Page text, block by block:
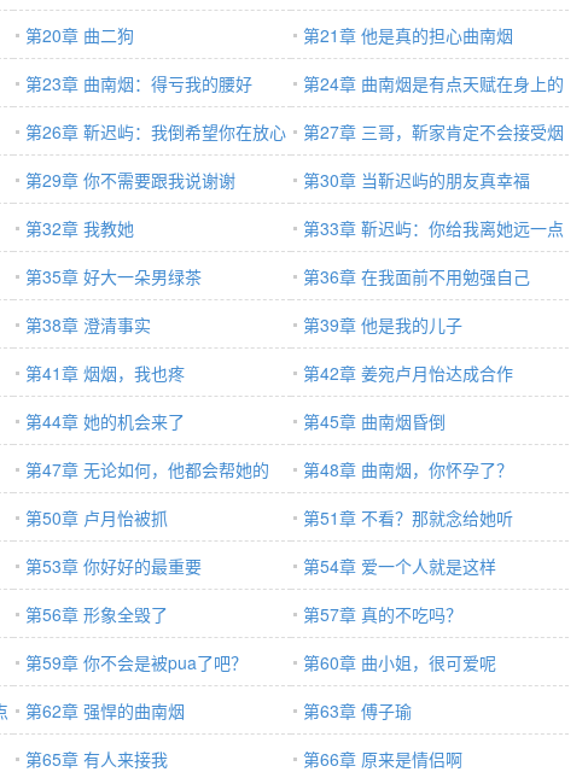
第20章 曲二狗
第21章 他是真的担心曲南烟
第23章 曲南烟：得亏我的腰好
第24章 曲南烟是有点天赋在身上的
第26章 靳迟屿：我倒希望你在放心
上
第27章 三哥，靳家肯定不会接受烟
烟的
第29章 你不需要跟我说谢谢
第30章 当靳迟屿的朋友真幸福
第32章 我教她
第33章 靳迟屿：你给我离她远一点
第35章 好大一朵男绿茶
第36章 在我面前不用勉强自己
第38章 澄清事实
第39章 他是我的儿子
第41章 烟烟，我也疼
第42章 姜宛卢月怡达成合作
第44章 她的机会来了
第45章 曲南烟昏倒
第47章 无论如何，他都会帮她的
第48章 曲南烟，你怀孕了？
第50章 卢月怡被抓
第51章 不看？那就念给她听
第53章 你好好的最重要
第54章 爱一个人就是这样
第56章 形象全毁了
第57章 真的不吃吗？
第59章 你不会是被pua了吧？
第60章 曲小姐，很可爱呢
第62章 强悍的曲南烟
第63章 傅子瑜
第65章 有人来接我
第66章 原来是情侣啊